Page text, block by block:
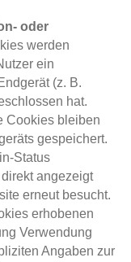
oder
werden
ein
(z. B.
hat.
Cookies bleiben
gespeichert.
Status
angezeigt
erneut besucht.
erhobenen
Verwendung
Angaben zur